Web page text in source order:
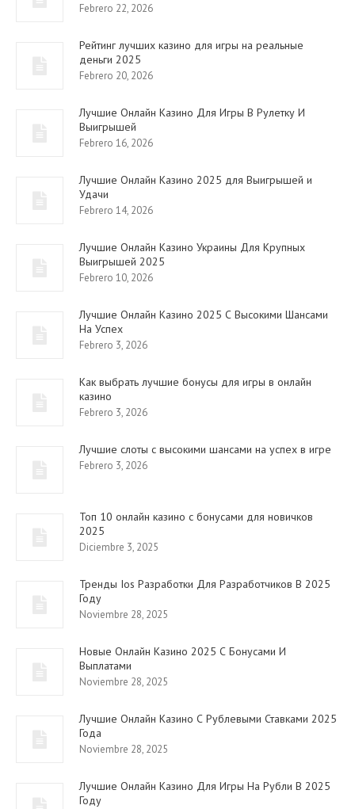
Febrero 22, 2026
Рейтинг лучших казино для игры на реальные
деньги 2025
Febrero 20, 2026
Лучшие Онлайн Казино Для Игры В Рулетку И
Выигрышей
Febrero 16, 2026
Лучшие Онлайн Казино 2025 для Выигрышей и
Удачи
Febrero 14, 2026
Лучшие Онлайн Казино Украины Для Крупных
Выигрышей 2025
Febrero 10, 2026
Лучшие Онлайн Казино 2025 С Высокими Шансами
На Успех
Febrero 3, 2026
Как выбрать лучшие бонусы для игры в онлайн
казино
Febrero 3, 2026
Лучшие слоты с высокими шансами на успех в игре
Febrero 3, 2026
Топ 10 онлайн казино с бонусами для новичков
2025
Diciembre 3, 2025
Тренды Ios Разработки Для Разработчиков В 2025
Году
Noviembre 28, 2025
Новые Онлайн Казино 2025 С Бонусами И
Выплатами
Noviembre 28, 2025
Лучшие Онлайн Казино С Рублевыми Ставками 2025
Года
Noviembre 28, 2025
Лучшие Онлайн Казино Для Игры На Рубли В 2025
Году